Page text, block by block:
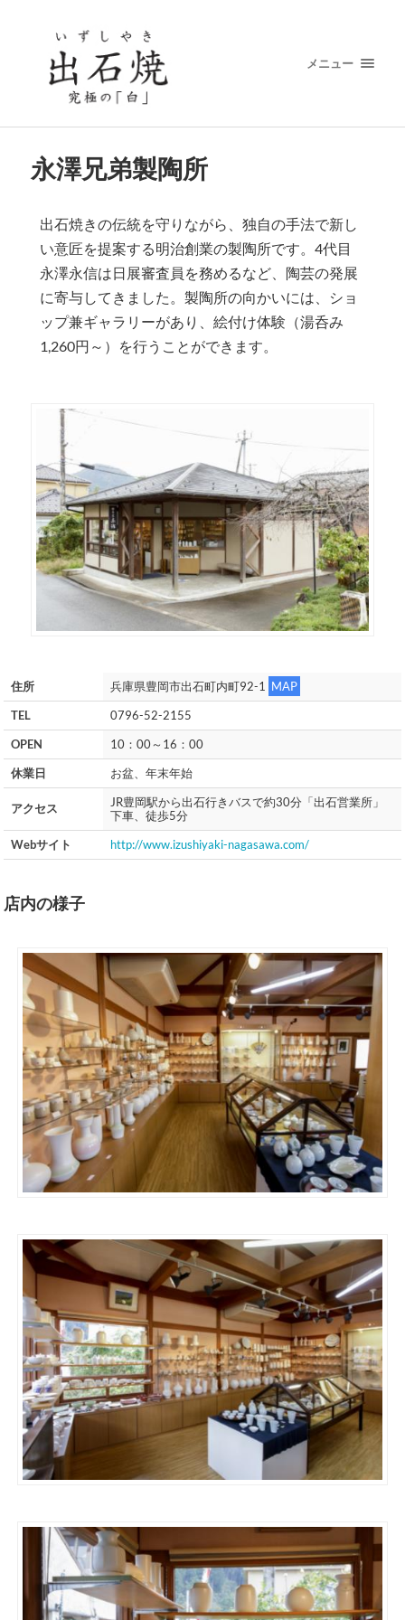
メニュー
永澤兄弟製陶所
出石焼きの伝統を守りながら、独自の手法で新し
い意匠を提案する明治創業の製陶所です。4代目
永澤永信は日展審査員を務めるなど、陶芸の発展
に寄与してきました。製陶所の向かいには、ショ
ップ兼ギャラリーがあり、絵付け体験（湯呑み
1,260円～）を行うことができます。
住所 兵庫県豊岡市出石町内町92-1
MAP
TEL
0796-52-2155
OPEN
10：00～16：00
休業日
お盆、年末年始
アクセス
JR豊岡駅から出石行きバスで約30分「出石営業所」
下車、徒歩5分
Webサイト
http://www.izushiyaki-nagasawa.com/
店内の様子